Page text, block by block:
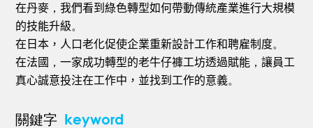
在丹麥 ，我們看到綠色轉型如何帶動傳統產業進行大規模
的技能升級。
在日本，人口老化促使企業重新設計工作和聘雇制度。
在法國 ，一家成功轉型的老牛仔褲工坊透過賦能 ，讓員工
真心誠意投注在工作中，並找到工作的意義。
關鍵字 keyword